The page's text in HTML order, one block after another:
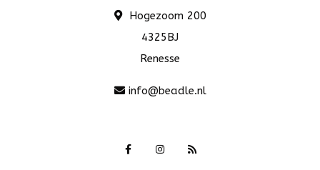
Hogezoom 200
4325BJ
Renesse
info@beadle.nl